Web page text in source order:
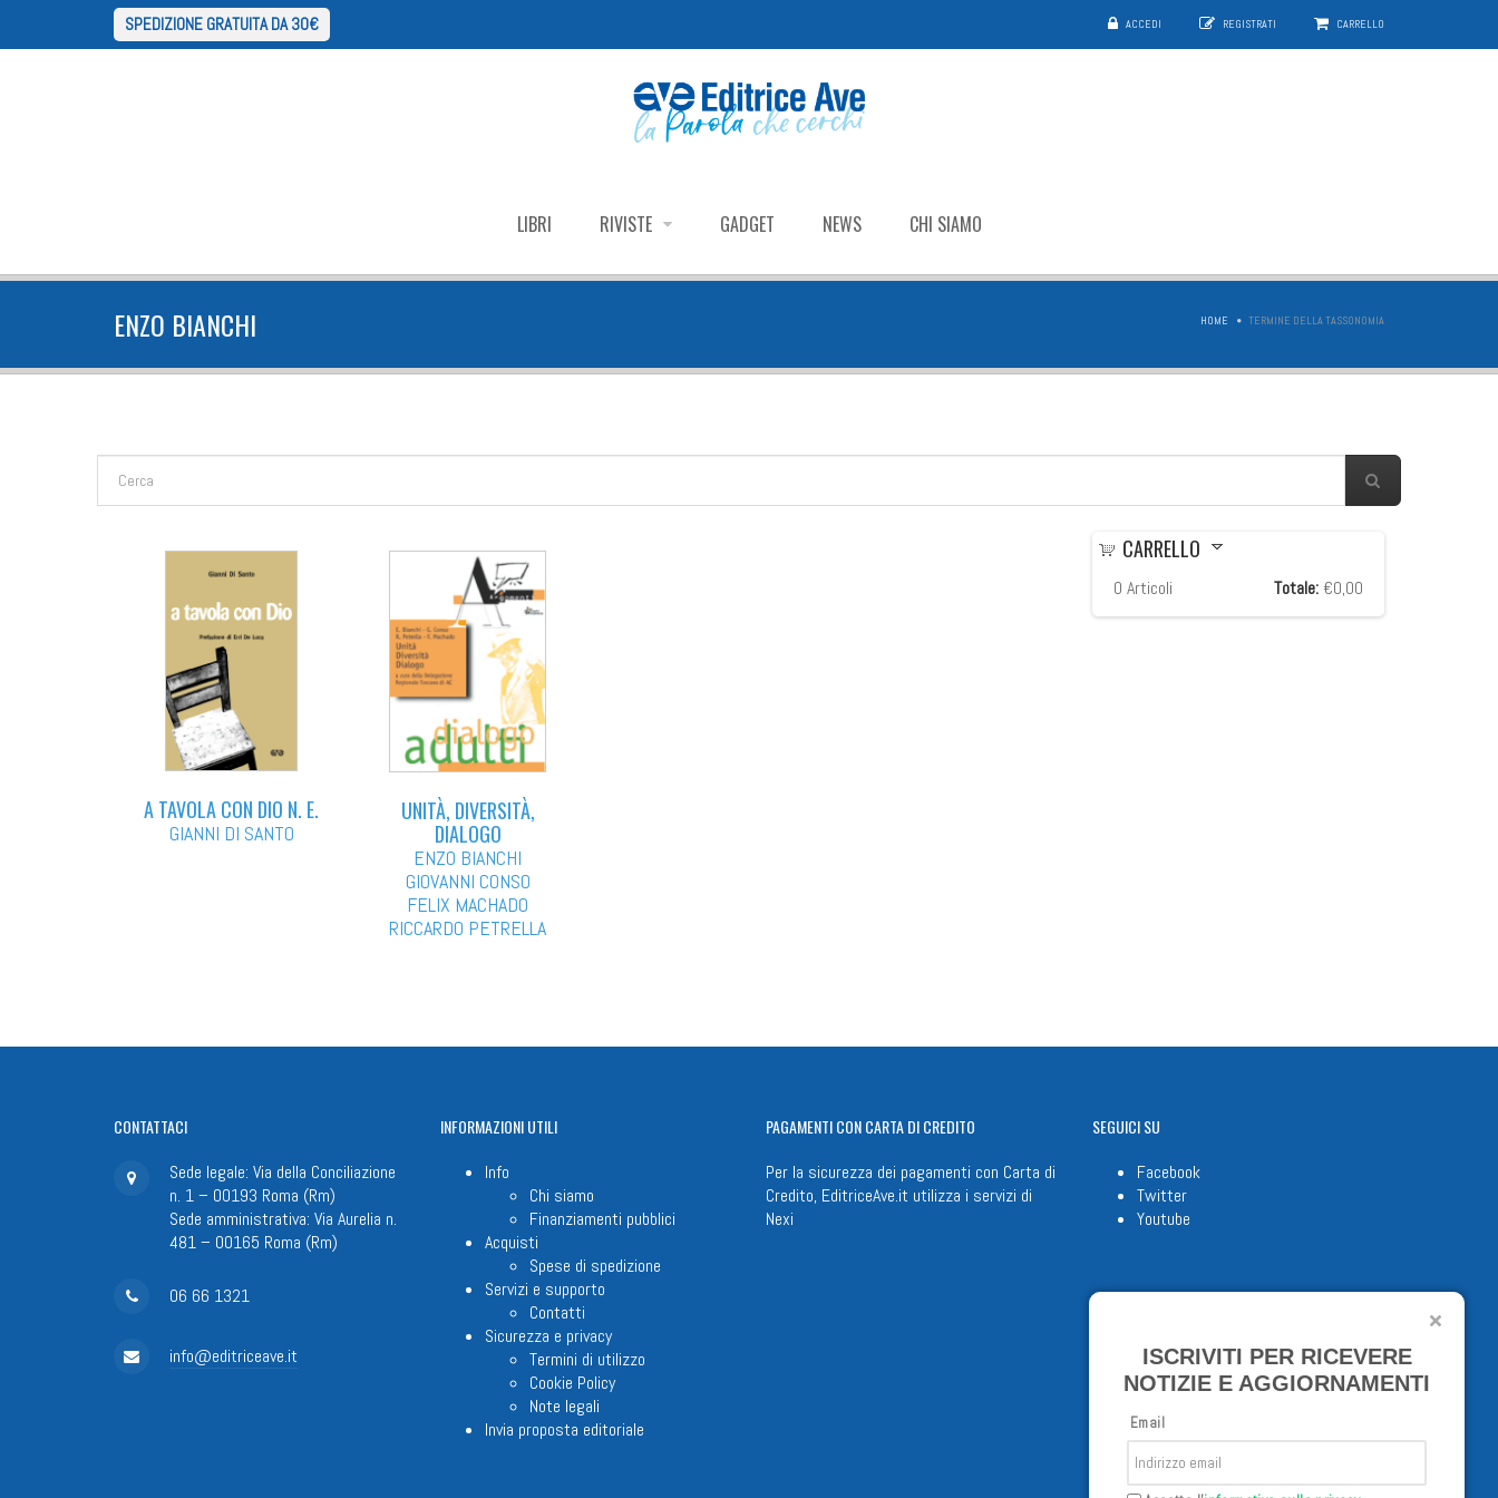
SPEDIZIONE GRATUITA DA 30€ ACCEDI REGISTRATI CARRELLO
LIBRI RIVISTE GADGET NEWS CHI SIAMO
ENZO BIANCHI HOME TERMINE DELLA TASSONOMIA
FORM DI RICERCA
A TAVOLA CON DIO N. E.
GIANNI DI SANTO
UNITÀ, DIVERSITÀ,
DIALOGO
ENZO BIANCHI
GIOVANNI CONSO
FELIX MACHADO
RICCARDO PETRELLA
CARRELLO
0 Articoli Totale: €0,00
CONTATTACI
Sede legale: Via della Conciliazione
n. 1 – 00193 Roma (Rm)
Sede amministrativa: Via Aurelia n.
481 – 00165 Roma (Rm)
06 66 1321
info@editriceave.it
INFORMAZIONIUTILI
Info
Chi siamo
Finanziamenti pubblici
Acquisti
Spese di spedizione
Servizi e supporto
Contatti
Sicurezza e privacy
Termini di utilizzo
Cookie Policy
Note legali
Invia proposta editoriale
PAGAMENTICON CARTA DI CREDITO
Per la sicurezza dei pagamenti con Carta di
Credito, EditriceAve.it utilizza i servizi di
Nexi
SEGUICISU
Facebook
Twitter
Youtube
ISCRIVITI PER RICEVERE
NOTIZIE E AGGIORNAMENTI
Email